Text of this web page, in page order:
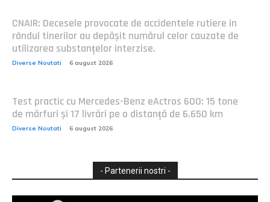
CNAIR: Decesele provocate de accidentele rutiere în
rândul tinerilor au depășit numărul celor cauzate de
utilizarea substanțelor interzise.
Diverse Noutati 6 august 2026
Test practic cu Mercedes-Benz eActros 600: 15 tone
de mărfuri și 17 livrări pe o distanță de 6.650 km
Diverse Noutati 6 august 2026
- Partenerii nostri -